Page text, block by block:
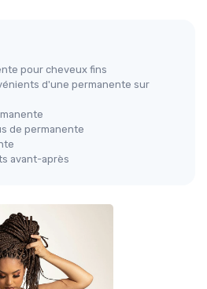
pour cheveux fins
d'une permanente sur
de permanente
avant-après